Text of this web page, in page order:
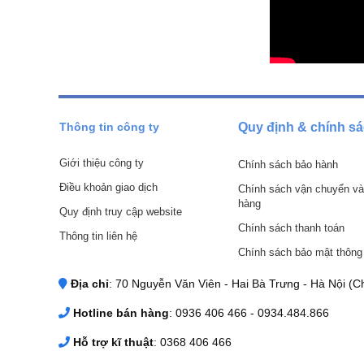
với dây
Lượng cát còn dư thừa trong bình nếu không có nhu cầu
Thông tin công ty
Giới thiệu công ty
Điều khoản giao dịch
Quy định truy cập website
Thông tin liên hệ
Quy định & chính
Chính sách bảo hành
Chính sách vận chuyển
hàng
Chính sách thanh toán
Chính sách bảo mật
Địa chỉ: 70 Nguyễn Văn Viên - Hai Bà Trưng - Hà Nội
Hotline bán hàng: 0936 406 466 - 0934.484.866
Hỗ trợ kĩ thuật: 0368 406 466